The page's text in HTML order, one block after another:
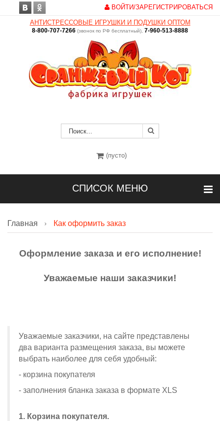
ВОЙТИ/ЗАРЕГИСТРИРОВАТЬСЯ
АНТИСТРЕССОВЫЕ ИГРУШКИ И ПОДУШКИ ОПТОМ
8-800-707-7266 (звонок по РФ бесплатный), 7-960-513-8888
(пусто)
СПИСОК МЕНЮ
Главная Как оформить заказ
Оформление заказа и его исполнение!
Уважаемые наши заказчики!
Уважаемые заказчики, на сайте представлены
два варианта размещения заказа, вы можете
выбрать наиболее для себя удобный:
- корзина покупателя
- заполнения бланка заказа в формате XLS
1. Корзина покупателя.